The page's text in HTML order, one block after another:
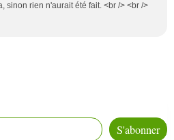
sinon rien n'aurait été fait. <br /> <br />